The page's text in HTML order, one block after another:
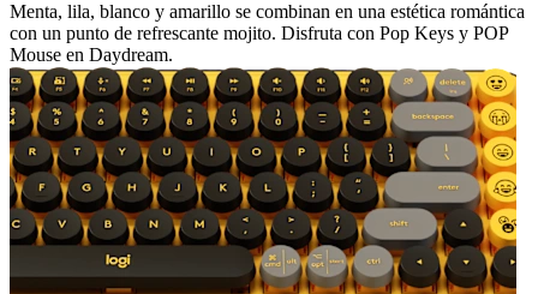
Menta, lila, blanco y amarillo se combinan en una estética romántica
con un punto de refrescante mojito. Disfruta con Pop Keys y POP
Mouse en Daydream.